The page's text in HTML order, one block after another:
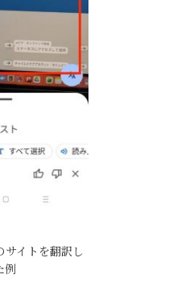
サイトを翻訳し
例